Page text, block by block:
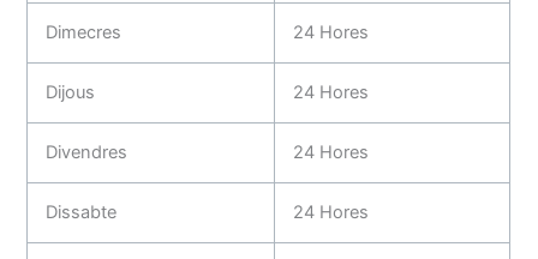
Dimecres 24 Hores
Dijous 24 Hores
Divendres 24 Hores
Dissabte 24 Hores